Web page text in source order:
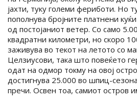
јахти, туку големи фериботи. Но
пополнува бројните платнени
од постојаниот ветер. Со само
квадратни километри, но скоро
заживува во текот на летото со
Целзиусови, така што повеќето
одат на одмор токму на овој
достигнува 25.000 во шпиц-
пречи. Освен тоа, самиот остров